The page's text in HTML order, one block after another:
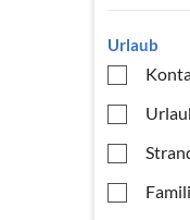
Urlaub